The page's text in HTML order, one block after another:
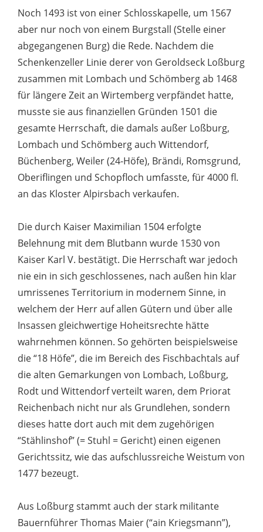
Noch 1493 ist von einer Schlosskapelle, um 1567
aber nur noch von einem Burgstall (Stelle einer
abgegangenen Burg) die Rede. Nachdem die
Schenkenzeller Linie derer von Geroldseck Loßburg
zusammen mit Lombach und Schömberg ab 1468
für längere Zeit an Wirtemberg verpfändet hatte,
musste sie aus finanziellen Gründen 1501 die
gesamte Herrschaft, die damals außer Loßburg,
Lombach und Schömberg auch Wittendorf,
Büchenberg, Weiler (24-Höfe), Brändi, Romsgrund,
Oberiflingen und Schopfloch umfasste, für 4000 fl.
an das Kloster Alpirsbach verkaufen.
Die durch Kaiser Maximilian 1504 erfolgte
Belehnung mit dem Blutbann wurde 1530 von
Kaiser Karl V. bestätigt. Die Herrschaft war jedoch
nie ein in sich geschlossenes, nach außen hin klar
umrissenes Territorium in modernem Sinne, in
welchem der Herr auf allen Gütern und über alle
Insassen gleichwertige Hoheitsrechte hätte
wahrnehmen können. So gehörten beispielsweise
die “18 Höfe”, die im Bereich des Fischbachtals auf
die alten Gemarkungen von Lombach, Loßburg,
Rodt und Wittendorf verteilt waren, dem Priorat
Reichenbach nicht nur als Grundlehen, sondern
dieses hatte dort auch mit dem zugehörigen
“Stählinshof” (= Stuhl = Gericht) einen eigenen
Gerichtssitz, wie das aufschlussreiche Weistum von
1477 bezeugt.
Aus Loßburg stammt auch der stark militante
Bauernführer Thomas Maier (“ain Kriegsmann”),